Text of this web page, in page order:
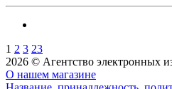
1 2 3 23
2026 © Агентство электронных
О нашем магазине